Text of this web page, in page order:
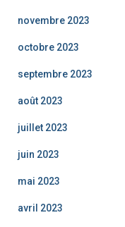
novembre 2023
octobre 2023
septembre 2023
août 2023
juillet 2023
juin 2023
mai 2023
avril 2023